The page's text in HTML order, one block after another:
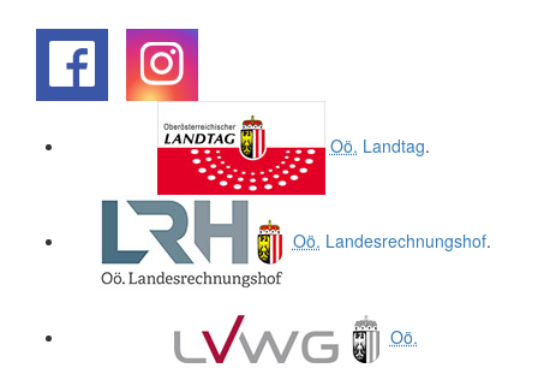
Oö. Landtag.
Oö. Landesrechnungshof.
Oö.